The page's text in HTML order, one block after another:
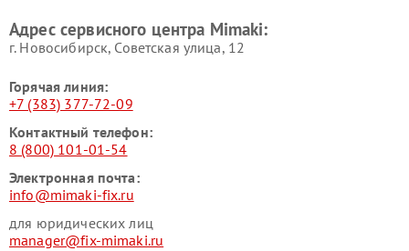
Адрес сервисного центра Mimaki:
г. Новосибирск, Советская улица, 12
Горячая линия:
+7 (383) 377-72-09
Контактный телефон:
8 (800) 101-01-54
Электронная почта:
info@mimaki-fix.ru
для юридических лиц
manager@fix-mimaki.ru